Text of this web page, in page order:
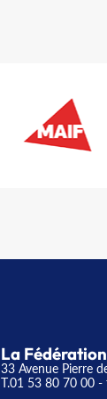
La
33 Avenue Pierre
T.01 53 80 70 00 -